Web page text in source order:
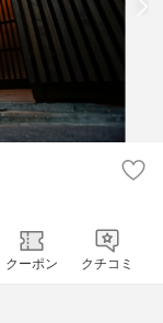
クーポン クチコミ